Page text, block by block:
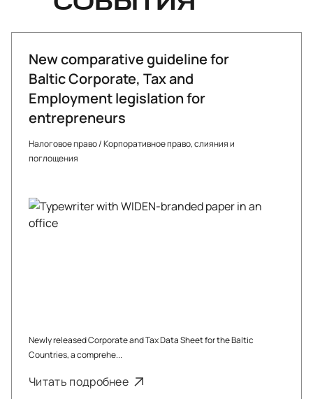
New comparative guideline for
Baltic Corporate, Tax and
Employment legislation for
entrepreneurs
Налоговое право/Корпоративное право, слияния и
поглощения
Newly released Corporate and Tax Data Sheet for the Baltic
Countries, a comprehe...
Читать подробнее